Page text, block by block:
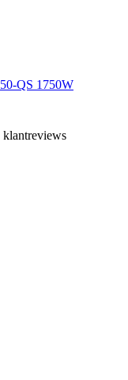
QS 1750W
klantreviews